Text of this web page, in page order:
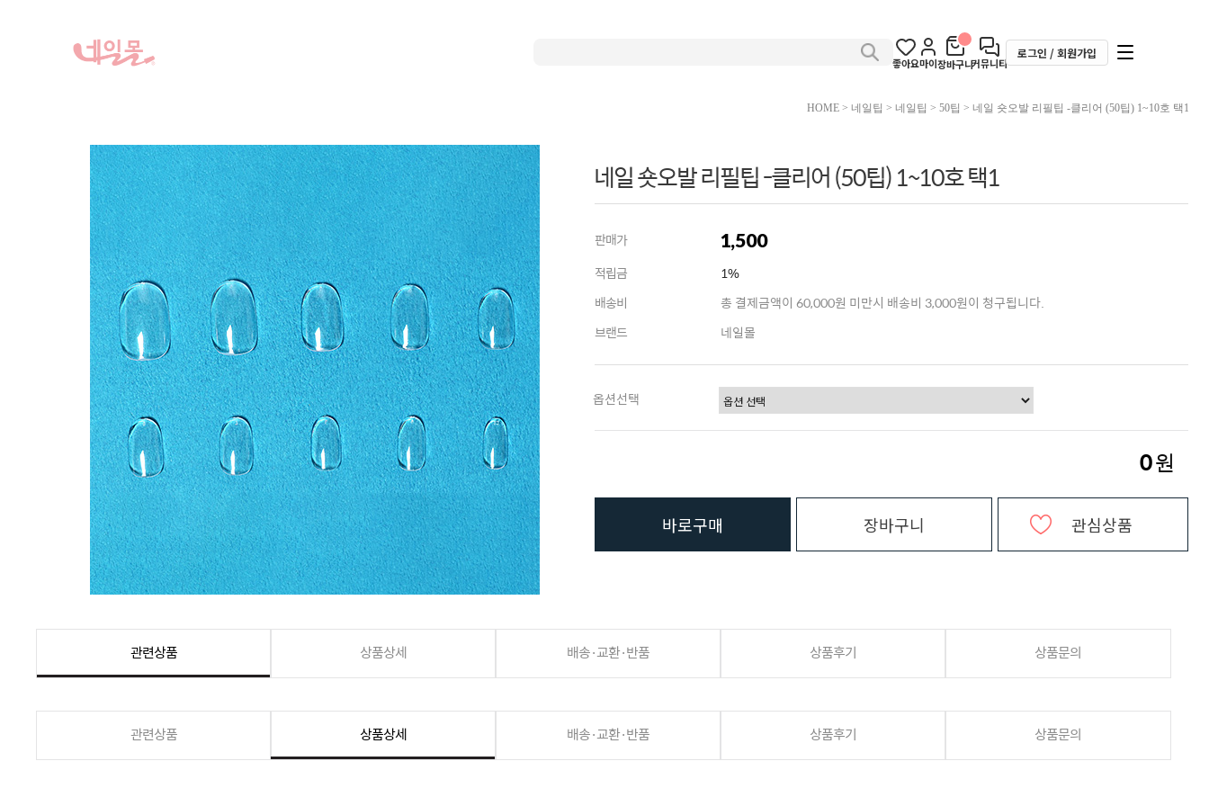
좋아요마이장바구니커뮤니티
로그인 / 회원가입
HOME> 네일팁 > 네일팁 > 50팁 > 네일 숏오발 리필팁 -클리어 (50팁) 1~10호 택1
네일 숏오발 리필팁 -클리어 (50팁) 1~10호 택1
판매가 1,500
적립금
1%
배송비
총 결제금액이 60,000원 미만시 배송비 3,000원이 청구됩니다.
브랜드
네일몰
옵션선택
0원
바로구매 장바구니 관심상품
관련상품 상품상세 배송·교환·반품 상품후기 상품문의
관련상품 상품상세 배송·교환·반품 상품후기 상품문의